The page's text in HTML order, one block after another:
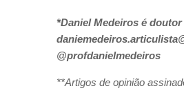
*Daniel Medeiros é
@profdanielmedeiros
**Artigos de opinião